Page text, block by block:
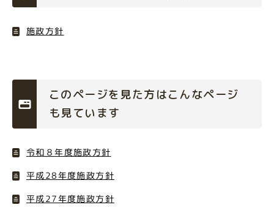
施政方針
このページを見た方はこんなページ
も見ています
令和８年度施政方針
平成28年度施政方針
平成27年度施政方針